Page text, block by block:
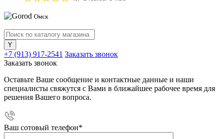
Омск
+7 (913) 917-2541 Заказать звонок
Заказать звонок
Оставьте Ваше сообщение и контактные данные и наши
специалисты свяжутся с Вами в ближайшее рабочее время для
решения Вашего вопроса.
Ваш сотовый телефон*